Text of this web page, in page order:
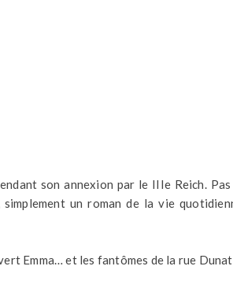
son annexion par le IIIe Reich. Pas
un roman de la vie
Emma… et les fantômes de la rue